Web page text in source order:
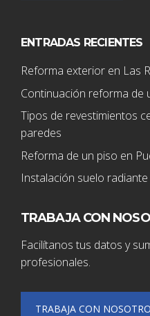
ENTRADAS RECIENTES
Reforma exterior en Las
Continuación reforma de
Tipos de revestimientos
paredes
Reforma de un piso en
Instalación suelo
TRABAJA CON
Facilítanos tus datos y
profesionales.
TRABAJA CON